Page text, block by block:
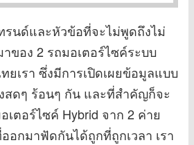
รนด์และหัวข้อที่จะไม่พูดถึงไม่
ของ 2 รถมอเตอร์ไซค์ระบบ
ยเรา ซึ่งมีการเปิดเผยข้อมูลแบบ
สดๆ ร้อนๆ กัน และที่สำคัญก็จะ
เตอร์ไซค์ Hybrid จาก 2 ค่าย
อกมาฟัดกันได้ถูกที่ถูกเวลา เรา